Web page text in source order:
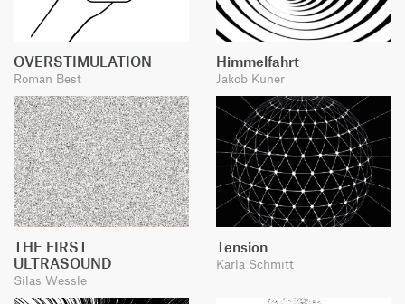
OVERSTIMULATION
Roman Best
Himmelfahrt
Jakob Kuner
THE FIRST
ULTRASOUND
Silas Wessle
Tension
Karla Schmitt